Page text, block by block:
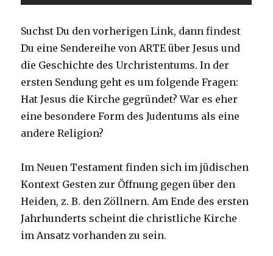
Suchst Du den vorherigen Link, dann findest
Du eine Sendereihe von ARTE über Jesus und
die Geschichte des Urchristentums. In der
ersten Sendung geht es um folgende Fragen:
Hat Jesus die Kirche gegründet? War es eher
eine besondere Form des Judentums als eine
andere Religion?
Im Neuen Testament finden sich im jüdischen
Kontext Gesten zur Öffnung gegen über den
Heiden, z. B. den Zöllnern. Am Ende des ersten
Jahrhunderts scheint die christliche Kirche
im Ansatz vorhanden zu sein.